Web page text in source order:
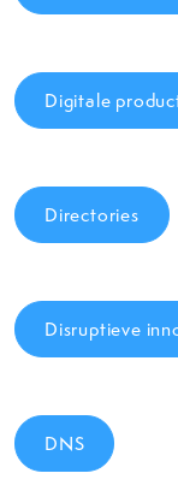
Digitale
Directories
Disruptieve
DNS